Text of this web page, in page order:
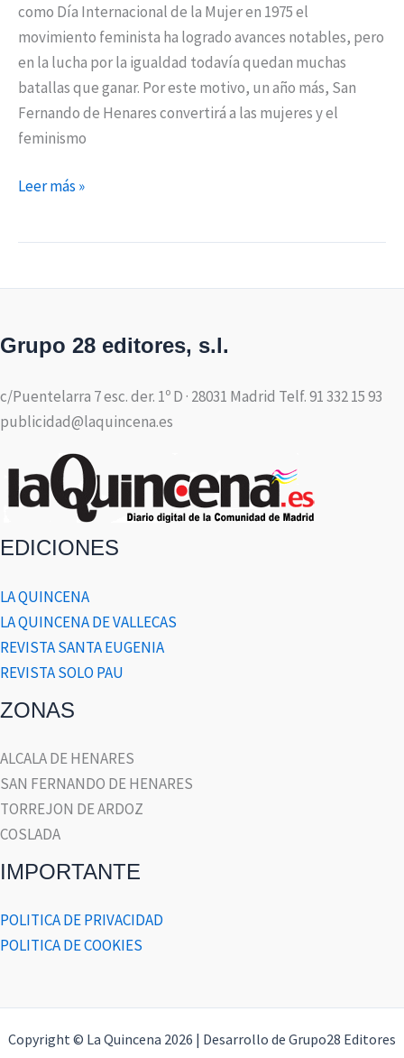
como Día Internacional de la Mujer en 1975 el
movimiento feminista ha logrado avances notables, pero
en la lucha por la igualdad todavía quedan muchas
batallas que ganar. Por este motivo, un año más, San
Fernando de Henares convertirá a las mujeres y el
feminismo
Leer más »
Grupo 28 editores, s.l.
c/Puentelarra 7 esc. der. 1º D · 28031 Madrid Telf. 91 332 15 93
publicidad@laquincena.es
EDICIONES
LA QUINCENA
LA QUINCENA DE VALLECAS
REVISTA SANTA EUGENIA
REVISTA SOLO PAU
ZONAS
ALCALA DE HENARES
SAN FERNANDO DE HENARES
TORREJON DE ARDOZ
COSLADA
IMPORTANTE
POLITICA DE PRIVACIDAD
POLITICA DE COOKIES
Copyright © La Quincena 2026 | Desarrollo de Grupo28 Editores